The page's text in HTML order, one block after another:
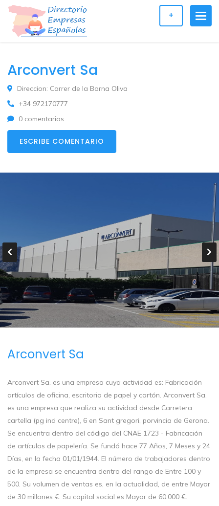
+
Arconvert Sa
Direccion: Carrer de la Borna Oliva
+34 972170777
0 comentarios
ESCRIBE COMENTARIO
Arconvert Sa
Arconvert Sa. es una empresa cuya actividad es: Fabricación
artículos de oficina, escritorio de papel y cartón. Arconvert Sa.
es una empresa que realiza su actividad desde Carretera
cartella (pg ind centre), 6 en Sant gregori, porvincia de Gerona.
Se encuentra dentro del código del CNAE 1723 - Fabricación
de artículos de papelería. Se fundó hace 77 Años, 7 Meses y 24
Días, en la fecha 01/01/1944. El número de trabajadores dentro
de la empresa se encuentra dentro del rango de Entre 100 y
500. Su volumen de ventas es, en la actualidad, de entre Mayor
de 30 millones €. Su capital social es Mayor de 60.000 €.